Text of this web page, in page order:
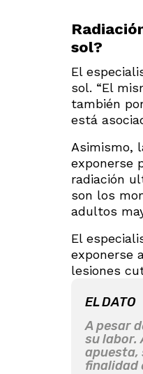
sol?
El
sol. “El
también
está
Asimismo,
exponerse
radiación
son los
adultos
El
exponerse
lesiones
EL DATO
A pesar
su labor.
apuesta,
finalidad